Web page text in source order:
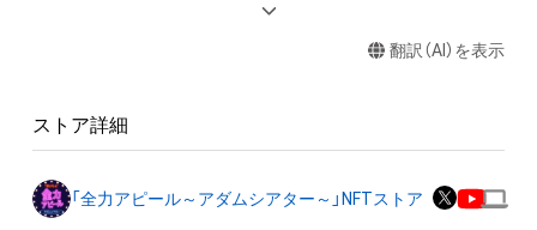
◆本アイテムに関する注意事項
ロゴ等を含みますがこれらに限られません。)にかかる知的財産
権(著作権、特許権、実用新案権、商標権、意匠権その他の知的財
翻訳（AI）を表示
ストア詳細
「全力アピール～アダムシアター～」NFTストア